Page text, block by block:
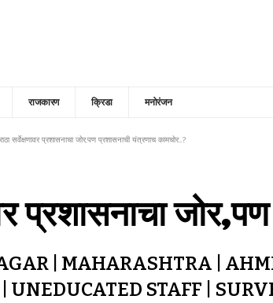
राजकारण क्रिडा मनोरंजन
सर्वेक्षणावर प्रशासनाचा जोर,पण प्रशासनाची यंत्रणाच कामचोर…?
प्रशासनाचा
| MAHARASHTRA |
UNEDUCATED STAFF |